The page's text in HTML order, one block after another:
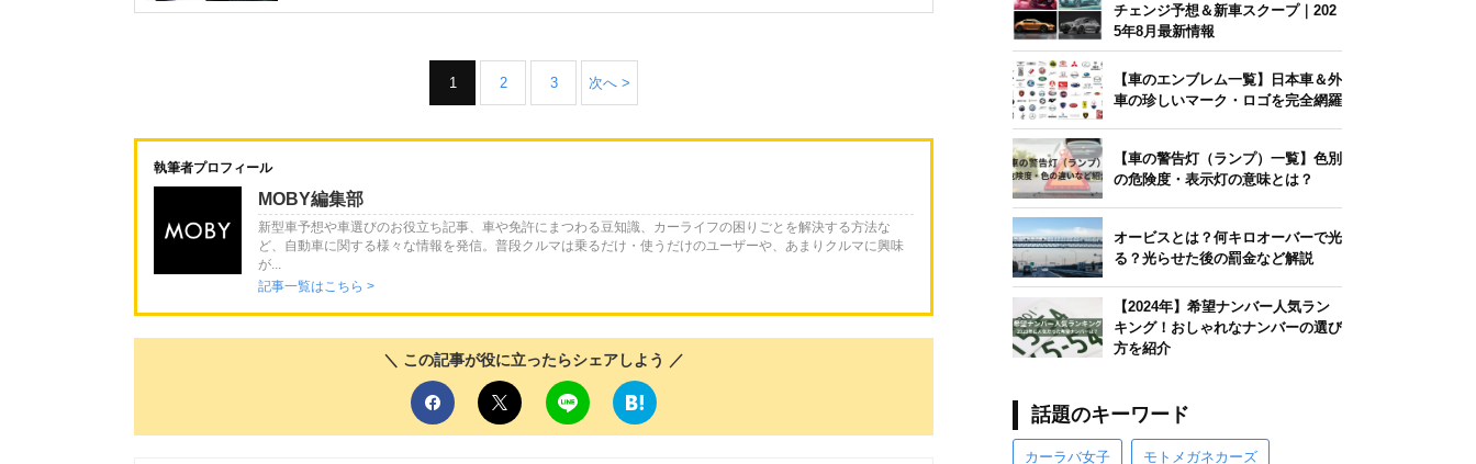
1 2 3 次へ >
執筆者プロフィール
MOBY編集部
新型車予想や車選びのお役立ち記事、車や免許にまつわる豆知識、カーライフの困りごとを解決する方法な
ど、自動車に関する様々な情報を発信。普段クルマは乗るだけ・使うだけのユーザーや、あまりクルマに興味
が...
記事一覧はこちら >
＼ この記事が役に立ったらシェアしよう ／
チェンジ予想＆新車スクープ｜202
5年8月最新情報
【車のエンブレム一覧】日本車＆外
車の珍しいマーク・ロゴを完全網羅
【車の警告灯（ランプ）一覧】色別
の危険度・表示灯の意味とは？
オービスとは？何キロオーバーで光
る？光らせた後の罰金など解説
【2024年】希望ナンバー人気ラン
キング！おしゃれなナンバーの選び
方を紹介
話題のキーワード
カーラバ女子 モトメガネカーズ